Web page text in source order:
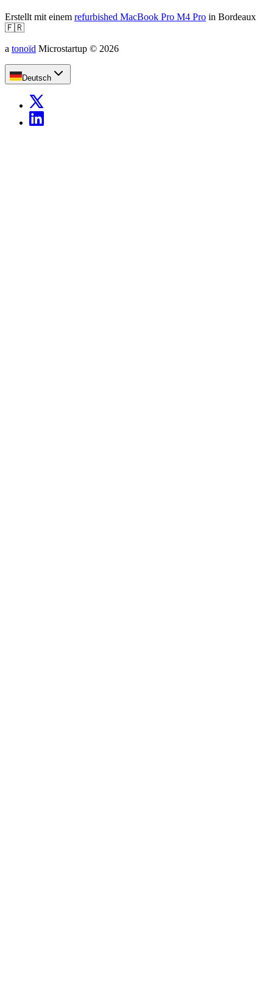
Erstellt mit einem refurbished MacBook Pro M4 Pro in Bordeaux
🇫🇷
a tonoïd Microstartup © 2026
Deutsch